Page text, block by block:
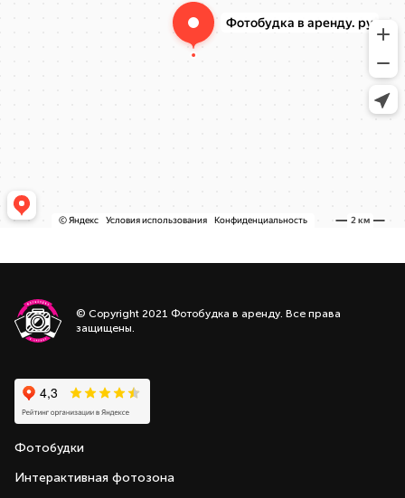
© Copyright 2021 Фотобудка в аренду. Все права
защищены.
Фотобудки
Интерактивная фотозона